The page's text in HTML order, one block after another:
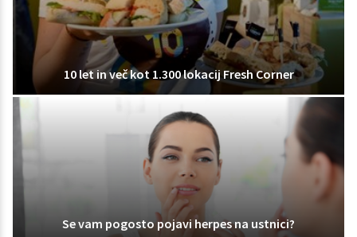
10 let in več kot 1.300 lokacij Fresh Corner
Se vam pogosto pojavi herpes na ustnici?